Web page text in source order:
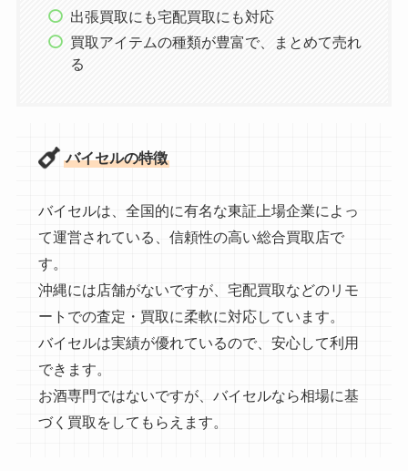
出張買取にも宅配買取にも対応
買取アイテムの種類が豊富で、まとめて売れ
る
バイセルの特徴
バイセルは、全国的に有名な東証上場企業によっ
て運営されている、信頼性の高い総合買取店で
す。
沖縄には店舗がないですが、宅配買取などのリモ
ートでの査定・買取に柔軟に対応しています。
バイセルは実績が優れているので、安心して利用
できます。
お酒専門ではないですが、バイセルなら相場に基
づく買取をしてもらえます。